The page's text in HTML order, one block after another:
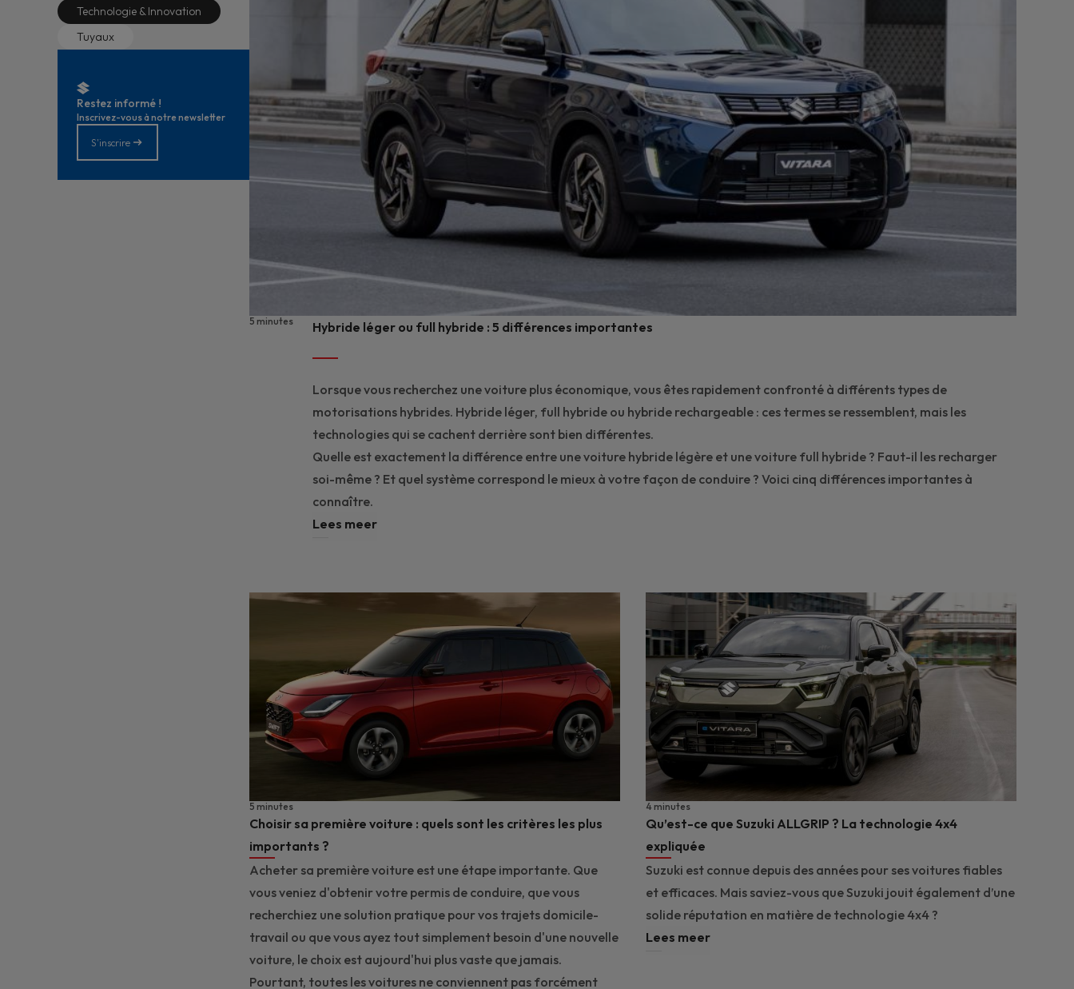
Technologie & Innovation
Tuyaux
Restez informé !
Inscrivez-vous à notre newsletter
S'inscrire
Hybride léger ou full hybride : 5 différences importantes
5 minutes
Lorsque vous recherchez une voiture plus économique, vous êtes rapidement confronté à différents types de
motorisations hybrides. Hybride léger, full hybride ou hybride rechargeable : ces termes se ressemblent, mais les
technologies qui se cachent derrière sont bien différentes.
Quelle est exactement la différence entre une voiture hybride légère et une voiture full hybride ? Faut-il les recharger
soi-même ? Et quel système correspond le mieux à votre façon de conduire ? Voici cinq différences importantes à
connaître.
Lees meer
Choisir sa première voiture : quels sont les critères les plus
importants ?
5 minutes
Acheter sa première voiture est une étape importante. Que
vous veniez d'obtenir votre permis de conduire, que vous
recherchiez une solution pratique pour vos trajets domicile-
travail ou que vous ayez tout simplement besoin d'une nouvelle
voiture, le choix est aujourd'hui plus vaste que jamais.
Pourtant, toutes les voitures ne conviennent pas forcément
Qu’est-ce que Suzuki ALLGRIP ? La technologie 4x4
expliquée
4 minutes
Suzuki est connue depuis des années pour ses voitures fiables
et efficaces. Mais saviez-vous que Suzuki jouit également d’une
solide réputation en matière de technologie 4x4 ?
Lees meer